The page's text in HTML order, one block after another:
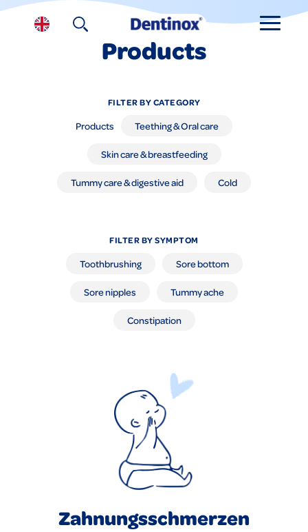
Products
FILTER BY CATEGORY
Products Teething & Oral care
Skin care & breastfeeding
Tummy care & digestive aid Cold
FILTER BY SYMPTOM
Toothbrushing Sore bottom
Sore nipples Tummy ache
Constipation
Zahnungsschmerzen